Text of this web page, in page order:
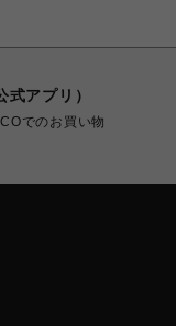
アプリ）
でのお買い物